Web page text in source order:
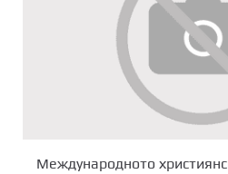
Международното